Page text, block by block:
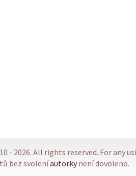
- 2026. All rights reserved. For any
bez svoleníautorkynení dovoleno.